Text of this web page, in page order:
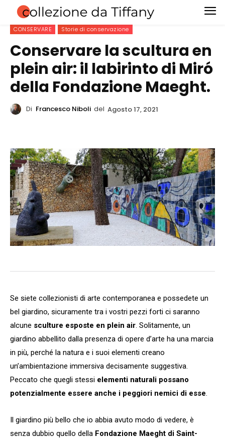
CONSERVARE Storie di conservazione
Conservare la scultura en
plein air: il labirinto di Miró
della Fondazione Maeght.
Di Francesco Niboli del Agosto 17, 2021
Se siete collezionisti di arte contemporanea e possedete un
bel giardino, sicuramente tra i vostri pezzi forti ci saranno
alcune sculture esposte en plein air. Solitamente, un
giardino abbellito dalla presenza di opere d’arte ha una marcia
in più, perché la natura e i suoi elementi creano
un’ambientazione immersiva decisamente suggestiva.
Peccato che quegli stessi elementi naturali possano
potenzialmente essere anche i peggiori nemici di esse.
Il giardino più bello che io abbia avuto modo di vedere, è
senza dubbio quello della Fondazione Maeght di Saint-